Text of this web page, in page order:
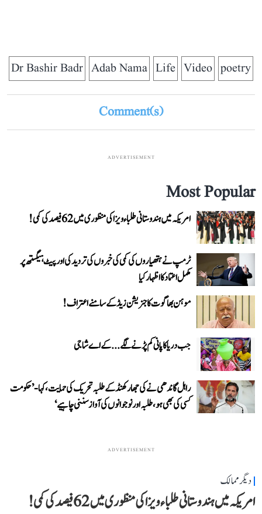
poetry
Video
Life
Adab Nama
Dr Bashir Badr
Comment(s)
ADVERTISEMENT
Most Popular
امریکہ میں ہندوستانی طلباء ویزا کی منظوری میں 62 فیصد کی کمی!
ٹرمپ نے ہتھیاروں کی کمی کی خبروں کی تردید کی اور پیٹ ہیگستھ پر
مکمل اعتماد کا اظہار کیا
موہن بھاگوت کا جنریشن زیڈ کے سامنے اعتراف!
جب دریا کا پانی کم پڑنے لگے...کے اے شاجی
راہل گاندھی نے کی جھارکھنڈ کے طلبہ تحریک کی حمایت، کہا- ’حکومت
کسی کی بھی ہو، طلبہ اور نوجوانوں کی آواز سننی چاہیے‘
ADVERTISEMENT
دیگر ممالک
امریکہ میں ہندوستانی طلباء ویزا کی منظوری میں 62 فیصد کی کمی!